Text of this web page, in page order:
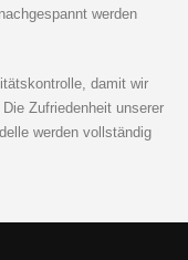
werden
damit wir
Zufriedenheit unserer
werden vollständig